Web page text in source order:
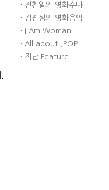
· 전찬일의 영화수다
· 김진성의 영화음악
· I Am Woman
· All about JPOP
· 지난 Feature